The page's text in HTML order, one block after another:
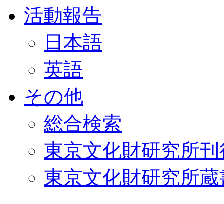
活動報告
日本語
英語
その他
総合検索
東京文化財研究所
東京文化財研究所